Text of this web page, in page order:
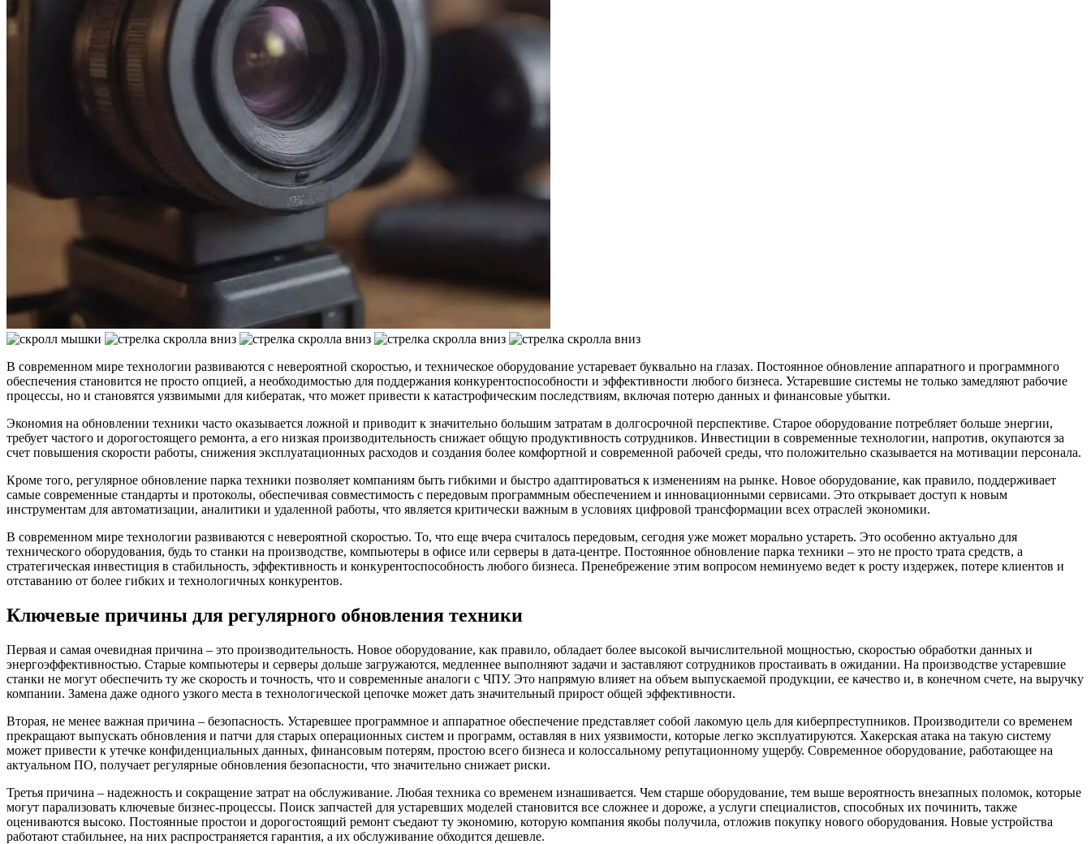
В современном мире технологии развиваются с невероятной скоростью, и техническое оборудование устаревает буквально на глазах. Постоянное обновление аппаратного и программного
обеспечения становится не просто опцией, а необходимостью для поддержания конкурентоспособности и эффективности любого бизнеса. Устаревшие системы не только замедляют рабочие
процессы, но и становятся уязвимыми для кибератак, что может привести к катастрофическим последствиям, включая потерю данных и финансовые убытки.
Экономия на обновлении техники часто оказывается ложной и приводит к значительно большим затратам в долгосрочной перспективе. Старое оборудование потребляет больше энергии,
требует частого и дорогостоящего ремонта, а его низкая производительность снижает общую продуктивность сотрудников. Инвестиции в современные технологии, напротив, окупаются за
счет повышения скорости работы, снижения эксплуатационных расходов и создания более комфортной и современной рабочей среды, что положительно сказывается на мотивации персонала.
Кроме того, регулярное обновление парка техники позволяет компаниям быть гибкими и быстро адаптироваться к изменениям на рынке. Новое оборудование, как правило, поддерживает
самые современные стандарты и протоколы, обеспечивая совместимость с передовым программным обеспечением и инновационными сервисами. Это открывает доступ к новым
инструментам для автоматизации, аналитики и удаленной работы, что является критически важным в условиях цифровой трансформации всех отраслей экономики.
В современном мире технологии развиваются с невероятной скоростью. То, что еще вчера считалось передовым, сегодня уже может морально устареть. Это особенно актуально для
технического оборудования, будь то станки на производстве, компьютеры в офисе или серверы в дата-центре. Постоянное обновление парка техники – это не просто трата средств, а
стратегическая инвестиция в стабильность, эффективность и конкурентоспособность любого бизнеса. Пренебрежение этим вопросом неминуемо ведет к росту издержек, потере клиентов и
отставанию от более гибких и технологичных конкурентов.
Ключевые причины для регулярного обновления техники
Первая и самая очевидная причина – это производительность. Новое оборудование, как правило, обладает более высокой вычислительной мощностью, скоростью обработки данных и
энергоэффективностью. Старые компьютеры и серверы дольше загружаются, медленнее выполняют задачи и заставляют сотрудников простаивать в ожидании. На производстве устаревшие
станки не могут обеспечить ту же скорость и точность, что и современные аналоги с ЧПУ. Это напрямую влияет на объем выпускаемой продукции, ее качество и, в конечном счете, на выручку
компании. Замена даже одного узкого места в технологической цепочке может дать значительный прирост общей эффективности.
Вторая, не менее важная причина – безопасность. Устаревшее программное и аппаратное обеспечение представляет собой лакомую цель для киберпреступников. Производители со временем
прекращают выпускать обновления и патчи для старых операционных систем и программ, оставляя в них уязвимости, которые легко эксплуатируются. Хакерская атака на такую систему
может привести к утечке конфиденциальных данных, финансовым потерям, простою всего бизнеса и колоссальному репутационному ущербу. Современное оборудование, работающее на
актуальном ПО, получает регулярные обновления безопасности, что значительно снижает риски.
Третья причина – надежность и сокращение затрат на обслуживание. Любая техника со временем изнашивается. Чем старше оборудование, тем выше вероятность внезапных поломок, которые
могут парализовать ключевые бизнес-процессы. Поиск запчастей для устаревших моделей становится все сложнее и дороже, а услуги специалистов, способных их починить, также
оцениваются высоко. Постоянные простои и дорогостоящий ремонт съедают ту экономию, которую компания якобы получила, отложив покупку нового оборудования. Новые устройства
работают стабильнее, на них распространяется гарантия, а их обслуживание обходится дешевле.